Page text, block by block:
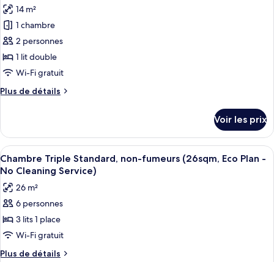
Plan
-
No
Cleaning
Service)
non-
fumeurs
(Eco
Plan
-
Cleaning
Service)
photos
pour
ce
type
de
chambre :
Chambre
Standard,
non-
fumeurs
(14sqm,
Eco
Plan
-
No
Cleaning
Service)
14 m²
1 chambre
2 personnes
1 lit double
Wi-Fi gratuit
Plus de détails
Plus
le
type
de
chambre
Double
Standard,
fumeurs
(14sqm,
Plan
Voir les prix
Afficher
toutes
les
photos
pour
ce
type
de
Une chambre d’hôtel avec trois lits,
10
Chambre Triple Standard, non-fumeurs (26sqm, Eco Plan -
No Cleaning Service)
26 m²
6 personnes
3 lits 1 place
Wi-Fi gratuit
Plus de détails
Plus